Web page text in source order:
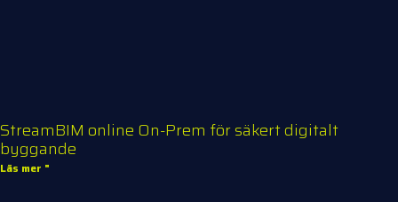
StreamBIM online On-Prem för säkert digitalt
byggande
Läs mer "